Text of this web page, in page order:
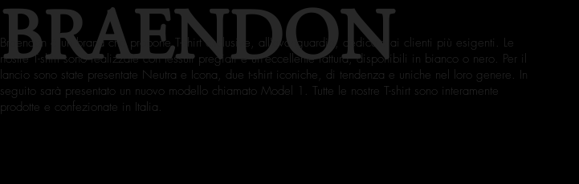
BRAENDON
Braendon è un brand che propone T-shirt esclusive, all'avanguardia, dedicate ai clienti più esigenti. Le
nostre T-shirt sono realizzate con tessuti pregiati e un'eccellente fattura, disponibili in bianco o nero. Per il
lancio sono state presentate Neutra e Icona, due t-shirt iconiche, di tendenza e uniche nel loro genere. In
seguito sarà presentato un nuovo modello chiamato Model 1. Tutte le nostre T-shirt sono interamente
prodotte e confezionate in Italia.